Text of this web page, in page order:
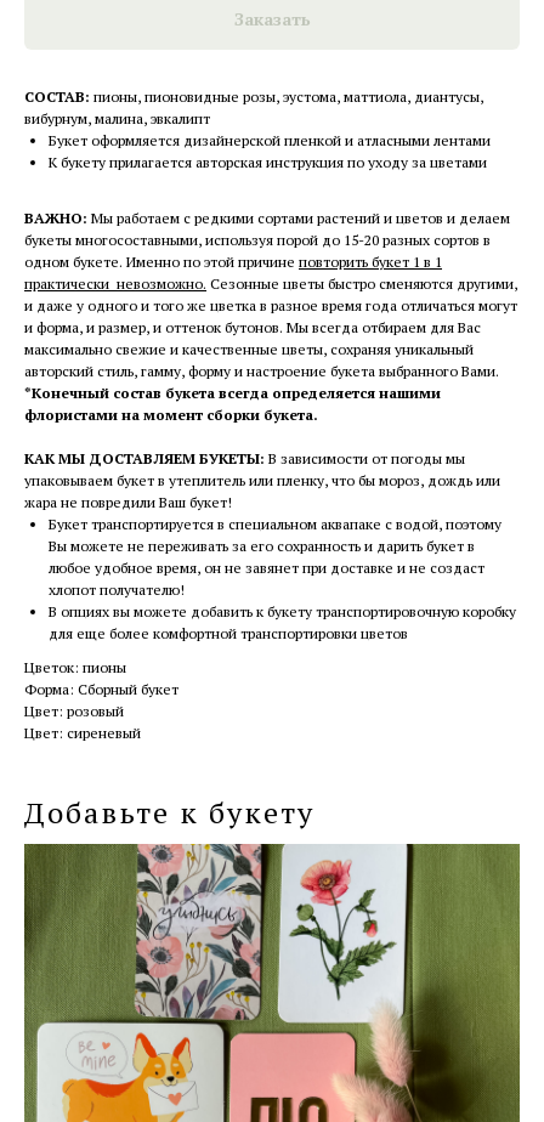
Заказать
СОСТАВ: пионы, пионовидные розы, эустома, маттиола, диантусы,
вибурнум, малина, эвкалипт
Букет оформляется дизайнерской пленкой и атласными лентами
К букету прилагается авторская инструкция по уходу за цветами
ВАЖНО: Мы работаем с редкими сортами растений и цветов и делаем
букеты многосоставными, используя порой до 15-20 разных сортов в
одном букете. Именно по этой причине повторить букет 1 в 1
практически невозможно. Сезонные цветы быстро сменяются другими,
и даже у одного и того же цветка в разное время года отличаться могут
и форма, и размер, и оттенок бутонов. Мы всегда отбираем для Вас
максимально свежие и качественные цветы, сохраняя уникальный
авторский стиль, гамму, форму и настроение букета выбранного Вами.
*Конечный состав букета всегда определяется нашими
флористами на момент сборки букета.
КАК МЫ ДОСТАВЛЯЕМ БУКЕТЫ: В зависимости от погоды мы
упаковываем букет в утеплитель или пленку, что бы мороз, дождь или
жара не повредили Ваш букет!
Букет транспортируется в специальном аквапаке с водой, поэтому
Вы можете не переживать за его сохранность и дарить букет в
любое удобное время, он не завянет при доставке и не создаст
хлопот получателю!
В опциях вы можете добавить к букету транспортировочную коробку
для еще более комфортной транспортировки цветов
Цветок: пионы
Форма: Сборный букет
Цвет: розовый
Цвет: сиреневый
Добавьте к букету